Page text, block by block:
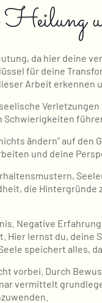
da hier deine
für deine
Arbeit erkennen
ändern" auf
und deine
die Hintergründe
Negative
Hier lernst du,
speichert alles,
vorbei. Durch
vermittelt